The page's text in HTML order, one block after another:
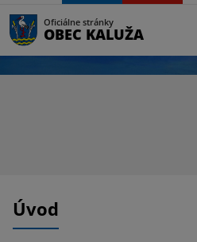
Oficiálne stránky
OBEC KALUŽA
Úvod